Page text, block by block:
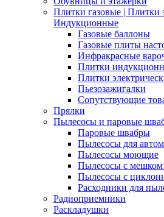
Плитки газовые | Плитки
Индукционные
Газовые баллоны
Газовые плиты
Инфракрасные
Плитки
Плитки
Пьезозажигалки
Сопутствующие
Прялки
Пылесосы и паровые
Паровые швабры
Пылесосы для
Пылесосы моющие
Пылесосы с мешком
Пылесосы с
Расходники для
Радиоприемники
Раскладушки